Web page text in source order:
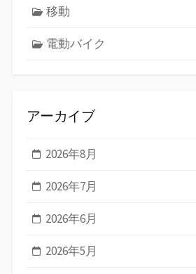
移動
電動バイク
アーカイブ
2026年8月
2026年7月
2026年6月
2026年5月